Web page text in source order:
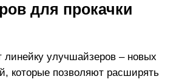
для прокачки
линейку улучшайзеров – новых
которые позволяют расширять